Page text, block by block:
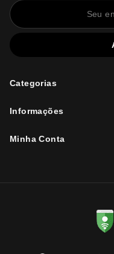
Categorias
Informações
Minha Conta